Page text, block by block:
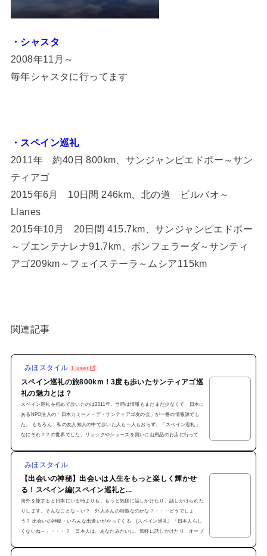
・シャスタ
2008年11月～
毎年シャスタに行ってます
・スペイン巡礼
2011年 約40日 800km、サンジャンピエドポー～サン
ティアゴ
2015年6月 10日間 246km、北の道 ビルバオ～
Llanes
2015年10月 20日間 415.7km、サンジャンピエドポー
～プエンテナレナ91.7km、ポンフェラーダ～サンティ
アゴ209km～フェイステーラ～ムシア115km
関連記事
みほスタイル 1 user
スペイン巡礼の旅800km！3度も歩いたサンティアゴ巡
礼の魅力とは？
スペイン巡礼を初めて歩いたのは2011年。当時は情報もまだまだ少なくて、日本に
あるNPO法人の「日本カミーノ・デ・サンティアゴ友の会」が一番の情報源でし
た。 もちろん、私の友人知人の中で歩いた人も一人もおらず、「スペイン巡礼」
なにそれ？？の世界でした。リュックやシューズを買いに山用品のお店に行って
日本で言うお遍路さんみたいなもので。山道も歩くし、...
みほスタイル
【出会いの神秘】出会いは人生をもっと楽しく輝かせ
る！スペイン編(スペイン巡礼と...
海外を旅すると日本にいる時よりも、もっと気軽に話しかけたり、話しかけられた
りします。そんなことな～い？ 外人さんの特徴なのかな？・・・どうでしょ
う？ 出会いの神秘・いろんな出逢いがやってくる (スペイン巡礼）「日本人らし
くないね～」・・・？「日本人は、あなたみたいに、気軽に話しかけたり、オープ